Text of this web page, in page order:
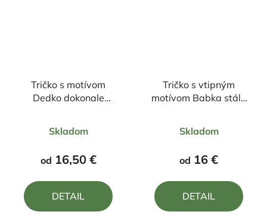
Tričko s motívom
Dedko dokonale
hodnotenie
produktu
je
5,0
z
Skladom
od 16,50 €
DETAIL
Tričko s vtipným
motívom Babka stála
hodnotenie
produktu
5,0
z
Skladom
od 16 €
DETAIL